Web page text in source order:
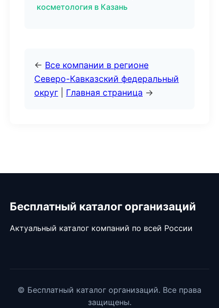
косметология в Казань
← Все компании в регионе
Северо-Кавказский федеральный
округ
Главная страница →
Бесплатный каталог организаций
Актуальный каталог компаний по всей России
© Бесплатный каталог организаций. Все права
защищены.